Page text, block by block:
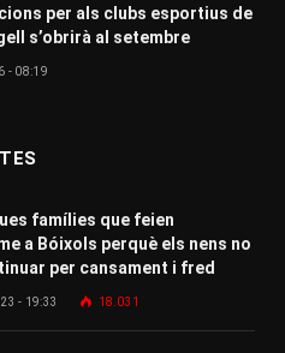
per als clubs esportius de
s’obrirà al setembre
- 08:19
famílies que feien
a Bóixols perquè els nens no
per cansament i fred
- 19:33 18.031